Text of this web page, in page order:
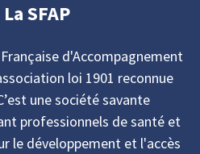
La SFAP
d'Accompagnement
loi 1901 reconnue
une société savante
professionnels de santé et
le développement et l'accès